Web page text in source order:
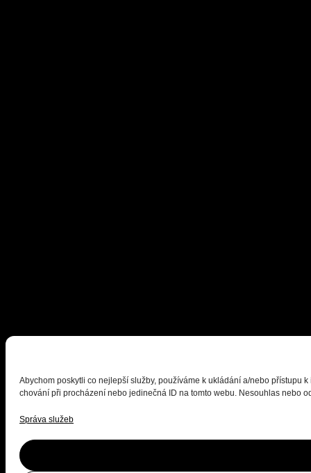
Abychom poskytli co nejlepší služby, používáme k ukládání a/nebo přístupu
chování při procházení nebo jedinečná ID na tomto webu. Nesouhlas nebo
Správa služeb